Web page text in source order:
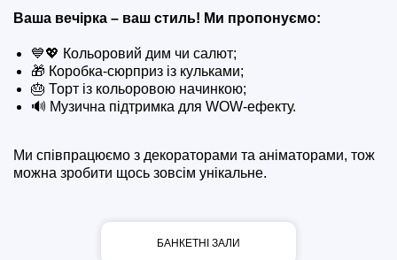
Ваша вечірка – ваш стиль! Ми пропонуємо:
💙💖 Кольоровий дим чи салют;
🎁 Коробка-сюрприз із кульками;
🎂 Торт із кольоровою начинкою;
🔊 Музична підтримка для WOW-ефекту.
Ми співпрацюємо з декораторами та аніматорами, тож
можна зробити щось зовсім унікальне.
БАНКЕТНІ ЗАЛИ